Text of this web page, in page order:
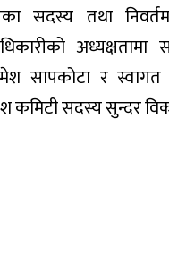
सदस्य तथा
अध्यक्षतामा
सापकोटा र स्वागत
कमिटी सदस्य सुन्दर